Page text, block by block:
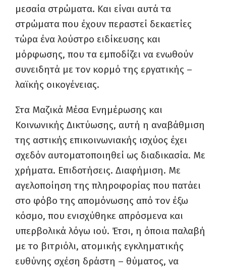
μεσαία στρώματα. Και είναι αυτά τα
στρώματα που έχουν περαστεί δεκαετίες
τώρα ένα λούστρο ειδίκευσης και
μόρφωσης, που τα εμποδίζει να ενωθούν
συνειδητά με τον κορμό της εργατικής –
λαϊκής οικογένειας.
Στα Μαζικά Μέσα Ενημέρωσης και
Κοινωνικής Δικτύωσης, αυτή η αναβάθμιση
της αστικής επικοινωνιακής ισχύος έχει
σχεδόν αυτοματοποιηθεί ως διαδικασία. Με
χρήματα. Επιδοτήσεις. Διαφήμιση. Με
αγελοποίηση της πληροφορίας που πατάει
στο φόβο της απομόνωσης από τον έξω
κόσμο, που ενισχύθηκε απρόσμενα και
υπερβολικά λόγω ιού. Έτσι, η όποια παλαβή
με το βιτριόλι, ατομικής εγκληματικής
ευθύνης σχέση δράστη – θύματος, να